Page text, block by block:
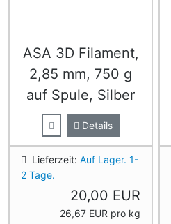
ASA 3D Filament,
2,85 mm, 750 g
auf Spule, Silber
Details
Lieferzeit: Auf Lager. 1-
2 Tage.
20,00 EUR
26,67 EUR pro kg